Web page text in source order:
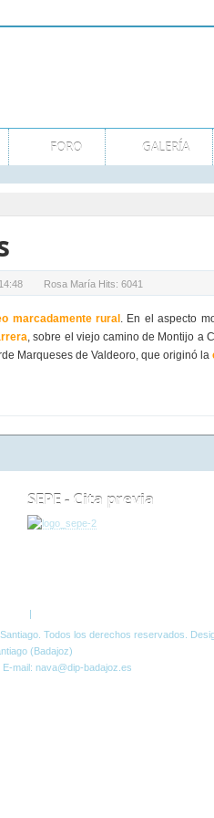
FORO GALERÍA
Rosa María Hits: 6041
marcadamente rural . En el aspecto
, sobre el viejo camino de Montijo a
Marqueses de Valdeoro, que originó la
SEPE - Cita previa
|
Todos los derechos reservados.
(Badajoz)
mail: nava@dip-badajoz.es